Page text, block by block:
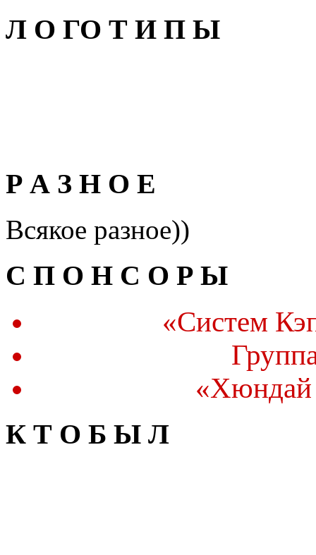
Л О ГО Т И П Ы
Р А З Н О Е
Всякое разное))
С П О Н С О Р Ы
«Систем
«Хюндай
К Т О Б Ы Л